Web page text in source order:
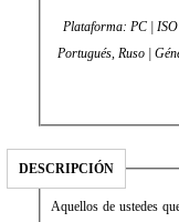
Plataforma: PC |
Portugués, Ruso | Género:
DESCRIPCIÓN
Aquellos de ustedes